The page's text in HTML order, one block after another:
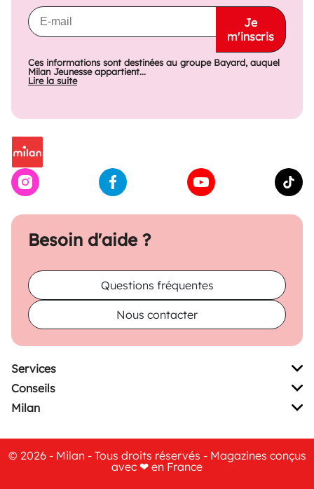
Besoin d'aide ?
Questions fréquentes
Nous contacter
Je
m'inscris
Ces informations sont destinées au groupe Bayard, auquel
Milan Jeunesse appartient...
Lire la suite
Services
Conseils
Milan
© 2026 - Milan - Tous droits réservés - Magazines conçus
avec ❤ en France